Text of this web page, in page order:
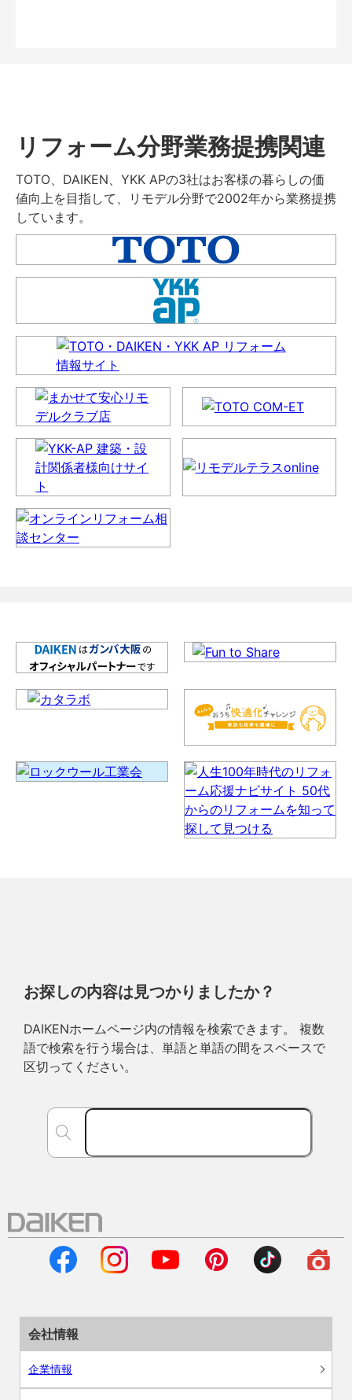
リフォーム分野業務提携関連
TOTO、DAIKEN、YKK APの3社はお客様の暮らしの価
値向上を目指して、リモデル分野で2002年から業務提携
しています。
お探しの内容は見つかりましたか？
DAIKENホームページ内の情報を検索できます。 複数
語で検索を行う場合は、単語と単語の間をスペースで
区切ってください。
会社情報
企業情報